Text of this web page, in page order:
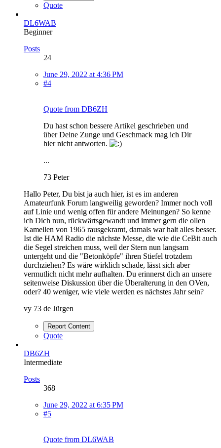
Quote
DL6WAB
Beginner
Posts
24
June 29, 2022 at 4:36 PM
#4
Quote from DB6ZH
Du hast schon bessere Artikel geschrieben und
über Deine Zunge und Geschmack mag ich Dir
hier nicht antworten.
...
73 Peter
Hallo Peter, Du bist ja auch hier, ist es im anderen
Amateurfunk Forum langweilig geworden? Immer noch voll
auf Linie und wenig offen für andere Meinungen? So kenne
ich Dich nun, rückwärtsgewandt und immer gern die ollen
Kamellen von 1965 rausgekramt, damals war halt alles besser.
Ist die HAM Radio die nächste Messe, die wie die CeBit auch
die Segel streichen muss, weil der Stern nun langsam
untergeht und die "Betonköpfe" ihren Stiefel trotzdem
durchziehen? Es wäre wirklich schade, lässt sich aber
vermutlich nicht mehr aufhalten. Du erinnerst dich an unsere
seitenweise Diskussion über die Überalterung in den OVen,
oder? 40 weniger, wie viele werden es nächstes Jahr sein?
vy 73 de Jürgen
Report Content
Quote
DB6ZH
Intermediate
Posts
368
June 29, 2022 at 6:35 PM
#5
Quote from DL6WAB